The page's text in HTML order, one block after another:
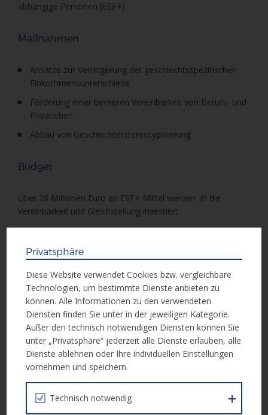
abhängige Personen (ESF+)
Maßnahmen
Ansätze zur Verringerung der geschlechtsspezifischen
Einkommensunterschiede:
Förderung einer besseren Vereinbarkeit von Berufs- und
Privatleben
Abbau von Geschlechterstereotypisierung
Budget
Über 28 Millionen Euro an ESF+ Mittel werden in die
Vereinbarkeit und Gleichstellung investiert.
Bundesministerium für Arbeit, Soziales, Gesundheit,
Pflege und Konsumentenschutz (Sektion IV)
alle Bundesländer
Aktives und gesundes Altern
Bekämpfung von Armut und
Förderung der aktiven Inklusion
Privatsphäre
Diese Website verwendet Cookies bzw. vergleichbare
Technologien, um bestimmte Dienste anbieten zu
können. Alle Informationen zu den verwendeten
Diensten finden Sie unter in der jeweiligen Kategorie.
Außer den technisch notwendigen Diensten können Sie
unter „Privatsphäre“ jederzeit alle Dienste erlauben, alle
Dienste ablehnen oder Ihre individuellen Einstellungen
vornehmen und speichern.
Technisch notwendig